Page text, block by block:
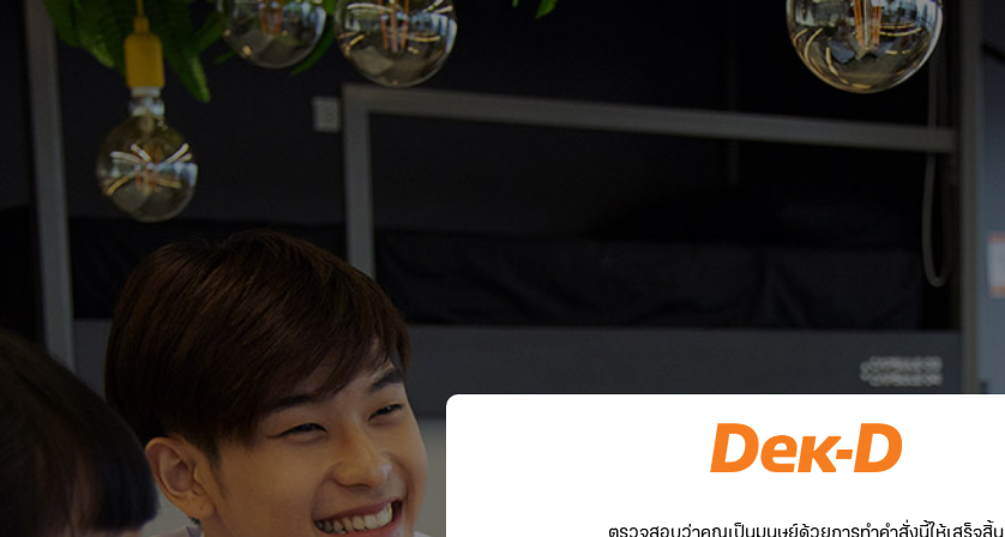
ตรวจสอบว่าคุณเป็นมนุษย์ด้วยการทำคำสั่งนี้ให้เสร็จสิ้น